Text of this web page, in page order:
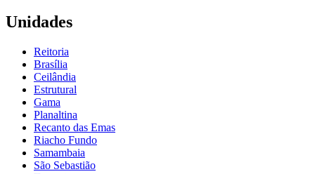
Unidades
Reitoria
Brasília
Ceilândia
Estrutural
Gama
Planaltina
Recanto das Emas
Riacho Fundo
Samambaia
São Sebastião